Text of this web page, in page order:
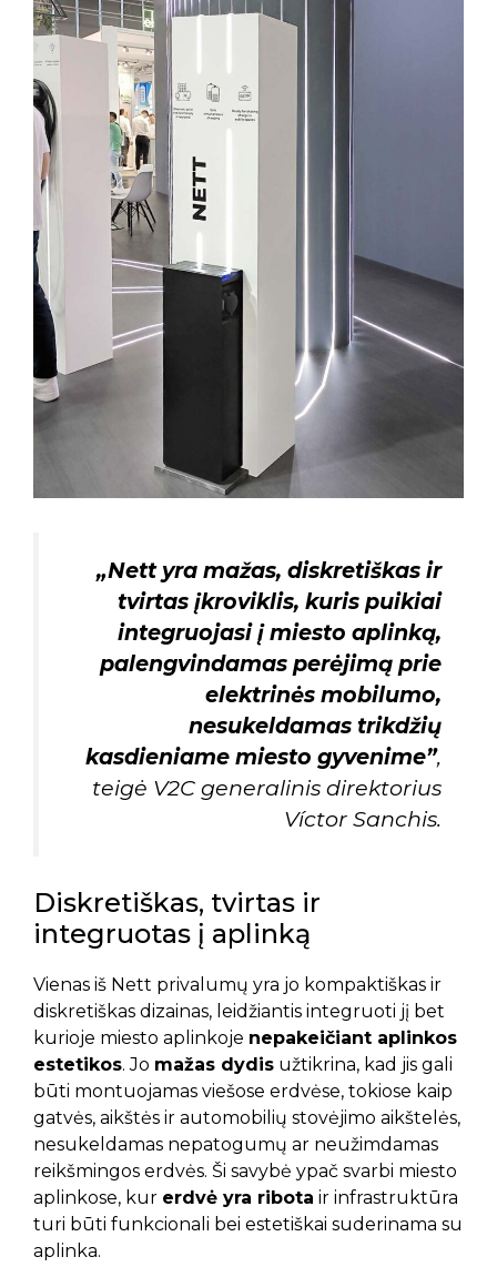
„Nett yra mažas, diskretiškas ir
tvirtas įkroviklis, kuris puikiai
integruojasi į miesto aplinką,
palengvindamas perėjimą prie
elektrinės mobilumo,
nesukeldamas trikdžių
kasdieniame miesto gyvenime”,
teigė V2C generalinis direktorius
Víctor Sanchis.
Diskretiškas, tvirtas ir
integruotas į aplinką
Vienas iš Nett privalumų yra jo kompaktiškas ir
diskretiškas dizainas, leidžiantis integruoti jį bet
kurioje miesto aplinkoje nepakeičiant aplinkos
estetikos. Jo mažas dydis užtikrina, kad jis gali
būti montuojamas viešose erdvėse, tokiose kaip
gatvės, aikštės ir automobilių stovėjimo aikštelės,
nesukeldamas nepatogumų ar neužimdamas
reikšmingos erdvės. Ši savybė ypač svarbi miesto
aplinkose, kur erdvė yra ribota ir infrastruktūra
turi būti funkcionali bei estetiškai suderinama su
aplinka.